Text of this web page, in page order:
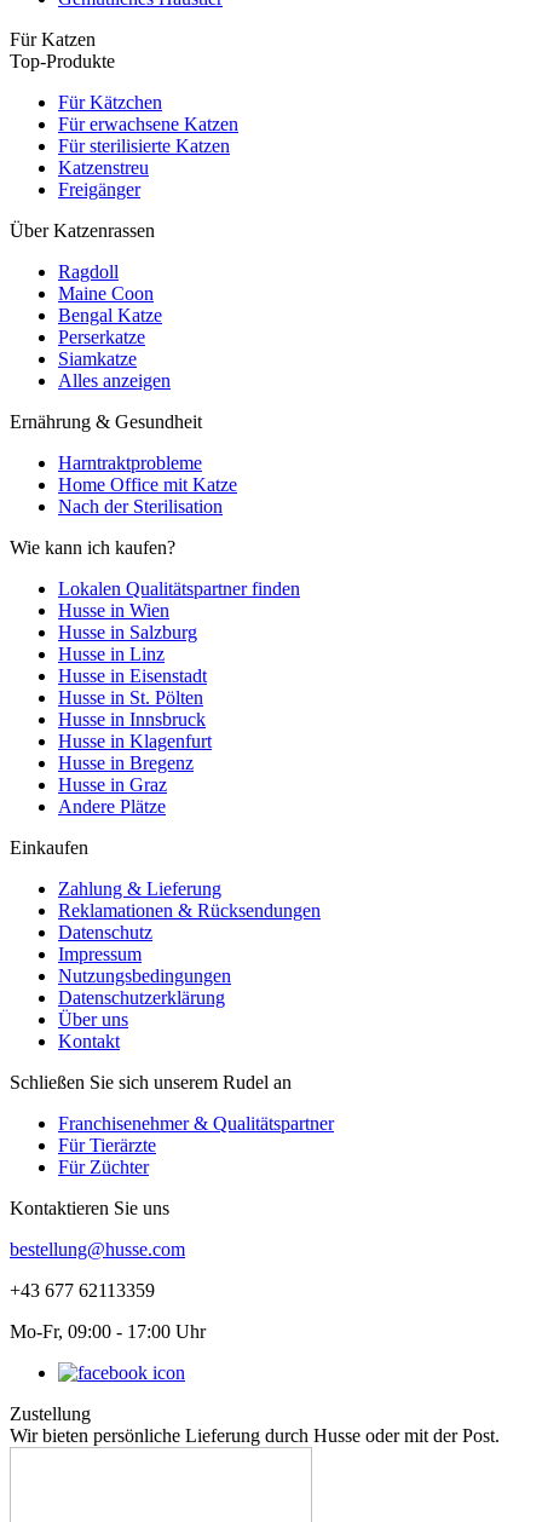
Für Katzen
Top-Produkte
Für Kätzchen
Für erwachsene Katzen
Für sterilisierte Katzen
Katzenstreu
Freigänger
Über Katzenrassen
Ragdoll
Maine Coon
Bengal Katze
Perserkatze
Siamkatze
Alles anzeigen
Ernährung & Gesundheit
Harntraktprobleme
Home Office mit Katze
Nach der Sterilisation
Wie kann ich kaufen?
Lokalen Qualitätspartner finden
Husse in Wien
Husse in Salzburg
Husse in Linz
Husse in Eisenstadt
Husse in St. Pölten
Husse in Innsbruck
Husse in Klagenfurt
Husse in Bregenz
Husse in Graz
Andere Plätze
Einkaufen
Zahlung & Lieferung
Reklamationen & Rücksendungen
Datenschutz
Impressum
Nutzungsbedingungen
Datenschutzerklärung
Über uns
Kontakt
Schließen Sie sich unserem Rudel an
Franchisenehmer & Qualitätspartner
Für Tierärzte
Für Züchter
Kontaktieren Sie uns
bestellung@husse.com
+43 677 62113359
Mo-Fr, 09:00 - 17:00 Uhr
Zustellung
Wir bieten persönliche Lieferung durch Husse oder mit der Post.